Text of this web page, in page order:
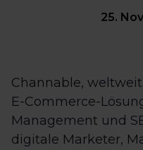
25.
Channable,
E-Commerce-
Management und
digitale Marketer,